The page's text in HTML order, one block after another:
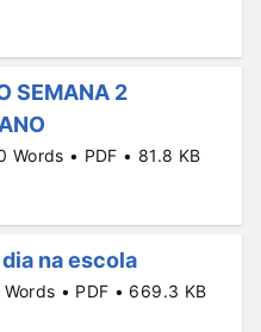
SEMANA 2
Words • PDF • 81.8 KB
na escola
• PDF • 669.3 KB